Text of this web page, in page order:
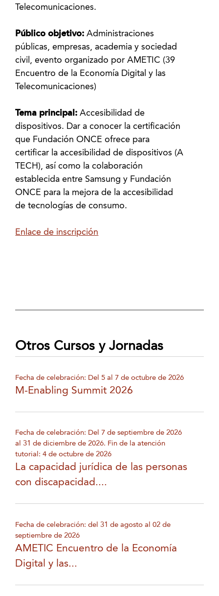
Telecomunicaciones.
Público objetivo:Administraciones
públicas, empresas, academia y sociedad
civil, evento organizado por AMETIC (39
Encuentro de la Economía Digital y las
Telecomunicaciones)
Tema principal:Accesibilidad de
dispositivos. Dar a conocer la certificación
que Fundación ONCE ofrece para
certificar la accesibilidad de dispositivos (A
TECH), así como la colaboración
establecida entre Samsung y Fundación
ONCE para la mejora de la accesibilidad
de tecnologías de consumo.
Enlace de inscripción
Otros Cursos y Jornadas
Fecha de celebración: Del 5 al 7 de octubre de 2026
M-Enabling Summit 2026
Fecha de celebración: Del 7 de septiembre de 2026
al 31 de diciembre de 2026. Fin de la atención
tutorial: 4 de octubre de 2026
La capacidad jurídica de las personas
con discapacidad....
Fecha de celebración: del 31 de agosto al 02 de
septiembre de 2026
AMETIC Encuentro de la Economía
Digital y las...